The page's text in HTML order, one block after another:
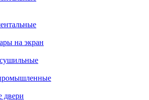
на экран
двери